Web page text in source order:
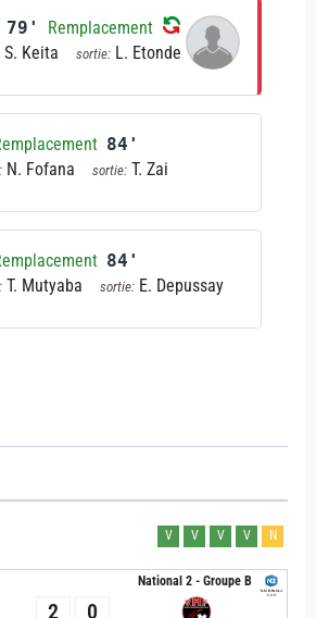
79' Remplacement
S. Keita sortie: L. Etonde
84'
N. Fofana sortie: T. Zai
84'
T. Mutyaba sortie: E. Depussay
V V V V N
National 2 - Groupe B
2 0